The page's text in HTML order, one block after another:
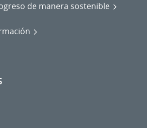
de manera sostenible